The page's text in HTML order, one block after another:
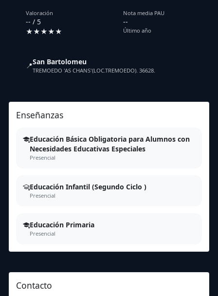
Valoración
-- / 5
★★★★★
Nota media PAU
--
Último año
📍San Bartolomeu
TREMOEDO 'AS CHANS'(LOC.TREMOEDO). 36628.
Enseñanzas
Educación Básica Obligatoria para Alumnos con
Necesidades Educativas Especiales
Presencial
Educación Infantil (Segundo Ciclo )
Presencial
Educación Primaria
Presencial
Contacto